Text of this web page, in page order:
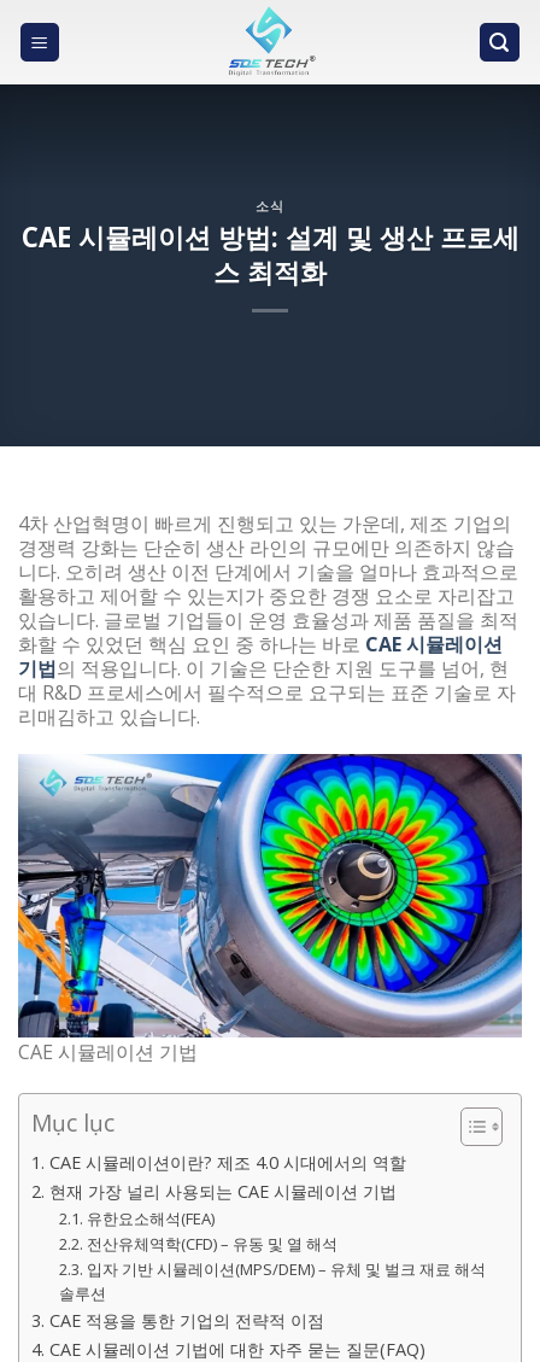
소식
CAE 시뮬레이션 방법: 설계 및 생산 프로세
스 최적화
4차 산업혁명이 빠르게 진행되고 있는 가운데, 제조 기업의
경쟁력 강화는 단순히 생산 라인의 규모에만 의존하지 않습
니다. 오히려 생산 이전 단계에서 기술을 얼마나 효과적으로
활용하고 제어할 수 있는지가 중요한 경쟁 요소로 자리잡고
있습니다. 글로벌 기업들이 운영 효율성과 제품 품질을 최적
화할 수 있었던 핵심 요인 중 하나는 바로 CAE 시뮬레이션
기법의 적용입니다. 이 기술은 단순한 지원 도구를 넘어, 현
대 R&D 프로세스에서 필수적으로 요구되는 표준 기술로 자
리매김하고 있습니다.
CAE 시뮬레이션 기법
Mục lục
1. CAE 시뮬레이션이란? 제조 4.0 시대에서의 역할
2. 현재 가장 널리 사용되는 CAE 시뮬레이션 기법
2.1. 유한요소해석(FEA)
2.2. 전산유체역학(CFD) – 유동 및 열 해석
2.3. 입자 기반 시뮬레이션(MPS/DEM) – 유체 및 벌크 재료 해석
솔루션
3. CAE 적용을 통한 기업의 전략적 이점
4. CAE 시뮬레이션 기법에 대한 자주 묻는 질문(FAQ)